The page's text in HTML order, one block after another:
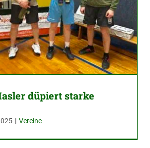
düpiert starke
| Vereine